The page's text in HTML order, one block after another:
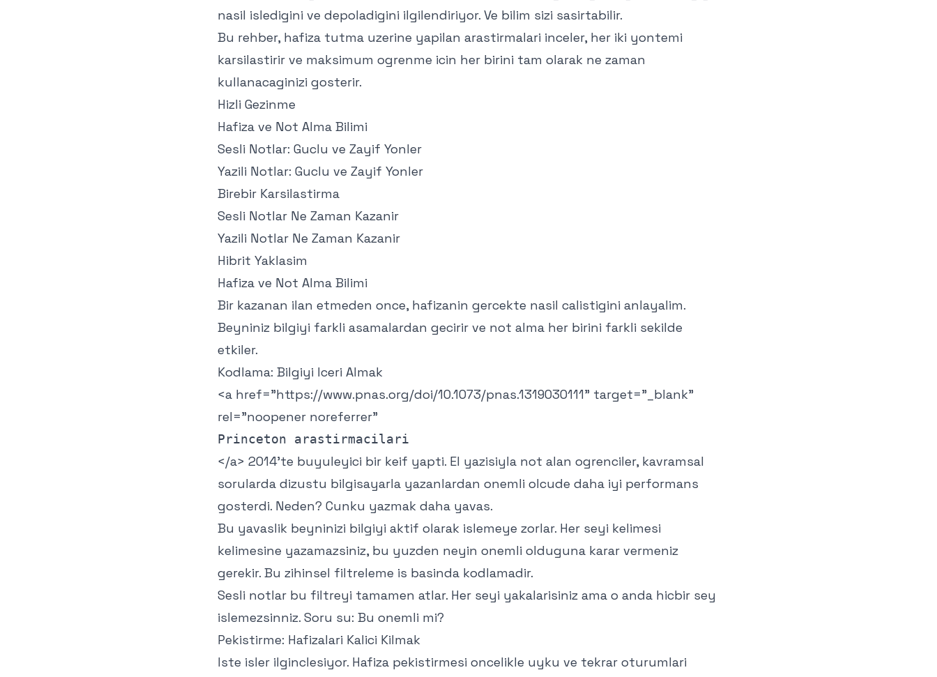
nasil isledigini ve depoladigini ilgilendiriyor. Ve bilim sizi sasirtabilir.
Bu rehber, hafiza tutma uzerine yapilan arastirmalari inceler, her iki yontemi
karsilastirir ve maksimum ogrenme icin her birini tam olarak ne zaman
kullanacaginizi gosterir.
Hizli Gezinme
Hafiza ve Not Alma Bilimi
Sesli Notlar: Guclu ve Zayif Yonler
Yazili Notlar: Guclu ve Zayif Yonler
Birebir Karsilastirma
Sesli Notlar Ne Zaman Kazanir
Yazili Notlar Ne Zaman Kazanir
Hibrit Yaklasim
Hafiza ve Not Alma Bilimi
Bir kazanan ilan etmeden once, hafizanin gercekte nasil calistigini anlayalim.
Beyniniz bilgiyi farkli asamalardan gecirir ve not alma her birini farkli sekilde
etkiler.
Kodlama: Bilgiyi Iceri Almak
<a href="https://www.pnas.org/doi/10.1073/pnas.1319030111" target="_blank"
rel="noopener noreferrer"
</a> 2014'te buyuleyici bir keif yapti. El yazisiyla not alan ogrenciler, kavramsal
sorularda dizustu bilgisayarla yazanlardan onemli olcude daha iyi performans
gosterdi. Neden? Cunku yazmak daha yavas.
Bu yavaslik beyninizi bilgiyi aktif olarak islemeye zorlar. Her seyi kelimesi
kelimesine yazamazsiniz, bu yuzden neyin onemli olduguna karar vermeniz
gerekir. Bu zihinsel filtreleme is basinda kodlamadir.
Sesli notlar bu filtreyi tamamen atlar. Her seyi yakalarisiniz ama o anda hicbir sey
islemezsinniz. Soru su: Bu onemli mi?
Pekistirme: Hafizalari Kalici Kilmak
Iste isler ilginclesiyor. Hafiza pekistirmesi oncelikle uyku ve tekrar oturumlari